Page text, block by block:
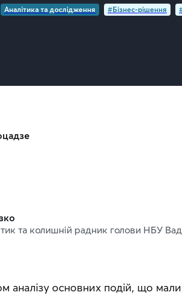
Аналітика та дослідження #Бізнес-рішення
та колишній радник голови НБУ
аналізу основних подій, що